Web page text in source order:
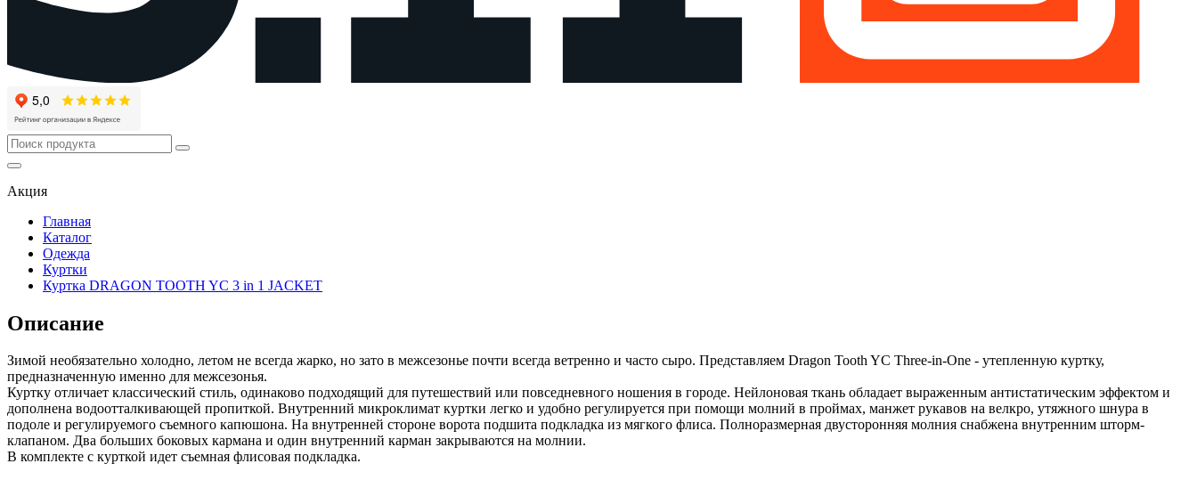
Акция
Главная
Каталог
Одежда
Куртки
Куртка DRAGON TOOTH YC 3 in 1 JACKET
Описание
Зимой необязательно холодно, летом не всегда жарко, но зато в межсезонье почти всегда ветренно и часто сыро. Представляем Dragon Tooth YC Three-in-One - утепленную куртку,
предназначенную именно для межсезонья.
Куртку отличает классический стиль, одинаково подходящий для путешествий или повседневного ношения в городе. Нейлоновая ткань обладает выраженным антистатическим эффектом и
дополнена водоотталкивающей пропиткой. Внутренний микроклимат куртки легко и удобно регулируется при помощи молний в проймах, манжет рукавов на велкро, утяжного шнура в
подоле и регулируемого съемного капюшона. На внутренней стороне ворота подшита подкладка из мягкого флиса. Полноразмерная двусторонняя молния снабжена внутренним шторм-
клапаном. Два больших боковых кармана и один внутренний карман закрываются на молнии.
В комплекте с курткой идет съемная флисовая подкладка.